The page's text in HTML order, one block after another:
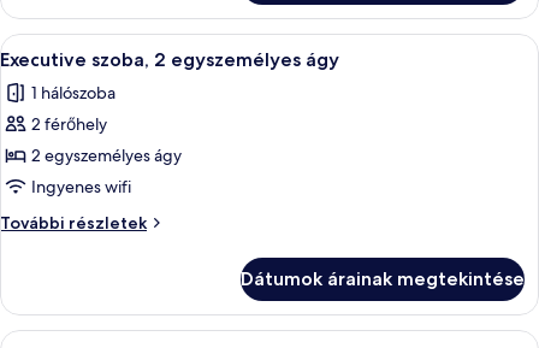
további
részletei
A
következő
szoba
összes
képének
megtekintése:
Executive
szoba,
egyszemélyes
ágy
Egy kétágyas szoba, a falra szerelt,
10
Executive szoba, 2 egyszemélyes ágy
1 hálószoba
2 férőhely
2 egyszemélyes ágy
Ingyenes wifi
További részletek
Executive
ágy
további
Dátumok árainak megtekintése
Egy kétágyas szoba, síkképernyős